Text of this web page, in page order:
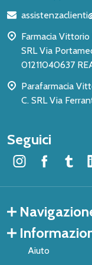
pagina
Farmacia
SRL Via Portamedina 8, 80134 -
01211040637
Parafarmacia
C. SRL Via
Seguici
Aiuto